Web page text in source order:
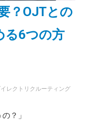
？OJTとの
る6つの方
レクトリクルーティング
？」